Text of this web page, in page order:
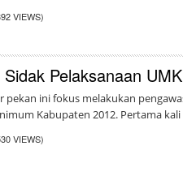
VIEWS)
Pelaksanaan UMK
pekan ini fokus melakukan
Kabupaten 2012. Pertama
VIEWS)